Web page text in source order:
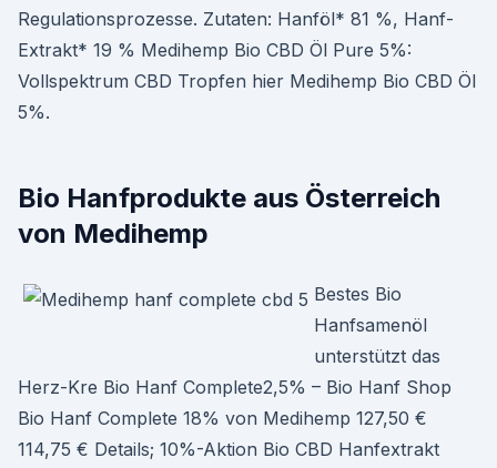
Regulationsprozesse. Zutaten: Hanföl* 81 %, Hanf-
Extrakt* 19 % Medihemp Bio CBD Öl Pure 5%:
Vollspektrum CBD Tropfen hier Medihemp Bio CBD Öl
5%.
Bio Hanfprodukte aus Österreich
von Medihemp
Bestes Bio
Hanfsamenöl
unterstützt das
Herz-Kre Bio Hanf Complete2,5% – Bio Hanf Shop
Bio Hanf Complete 18% von Medihemp 127,50 €
114,75 € Details; 10%-Aktion Bio CBD Hanfextrakt